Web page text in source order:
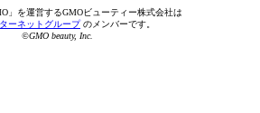
」を運営するGMOビューティー株式会社は
ーネットグループのメンバーです。
©GMO beauty, Inc.